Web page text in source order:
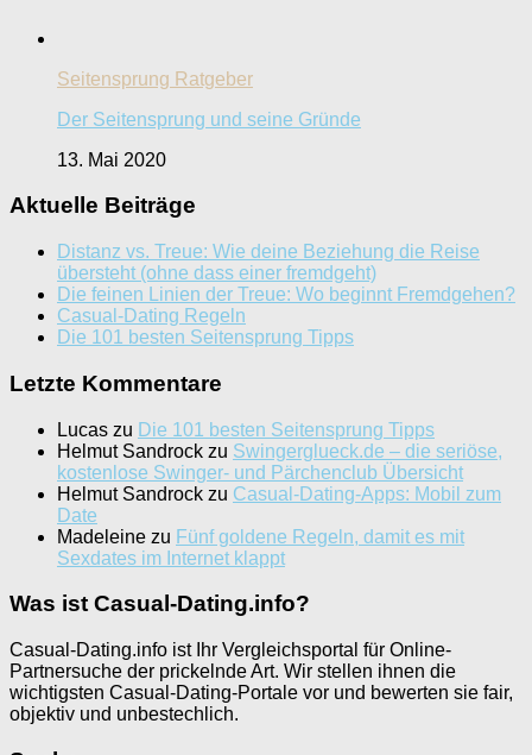
Seitensprung Ratgeber
Der Seitensprung und seine Gründe
13. Mai 2020
Aktuelle Beiträge
Distanz vs. Treue: Wie deine Beziehung die Reise
übersteht (ohne dass einer fremdgeht)
Die feinen Linien der Treue: Wo beginnt Fremdgehen?
Casual-Dating Regeln
Die 101 besten Seitensprung Tipps
Letzte Kommentare
Lucas zu Die 101 besten Seitensprung Tipps
Helmut Sandrock zu Swingerglueck.de – die seriöse,
kostenlose Swinger- und Pärchenclub Übersicht
Helmut Sandrock zu Casual-Dating-Apps: Mobil zum
Date
Madeleine zu Fünf goldene Regeln, damit es mit
Sexdates im Internet klappt
Was ist Casual-Dating.info?
Casual-Dating.info ist Ihr Vergleichsportal für Online-
Partnersuche der prickelnde Art. Wir stellen ihnen die
wichtigsten Casual-Dating-Portale vor und bewerten sie fair,
objektiv und unbestechlich.